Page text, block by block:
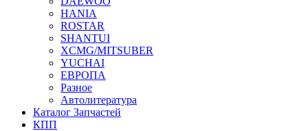
HANIA
ROSTAR
SHANTUI
XCMG/MITSUBER
YUCHAI
ЕВРОПА
Разное
Aвтолитература
Каталог Запчастей
КПП